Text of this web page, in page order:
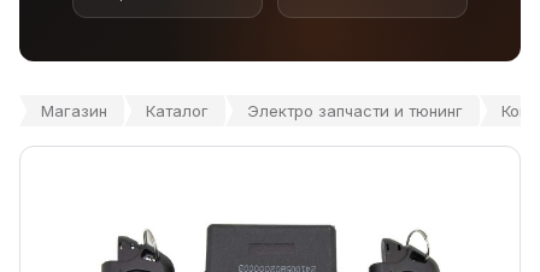
Магазин Каталог Электро запчасти и тюнинг